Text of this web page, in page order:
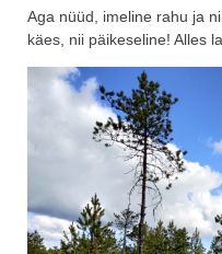
Aga nüüd, imeline rahu ja
käes, nii päikeseline! Alles